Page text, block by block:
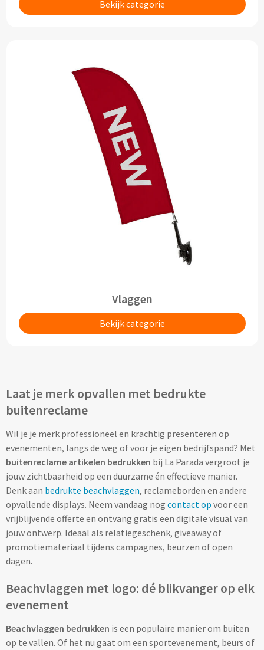
Bierglazen bedrukken
Wijnkaraffen bedrukken
Waterkaraffen bedrukken
Heupflesjes bedrukken
Rietjes bedrukken
Alle drinkwaren
Custom made
Custom made drinkflessen
Custom made IZY Bottles
Lunch
Lunchbekers bedrukken
Voedselcontainers bedrukken
Bekijk categorie
Vlaggen
Bekijk categorie
Laat je merk opvallen met bedrukte
buitenreclame
Wil je je merk professioneel en krachtig presenteren op
evenementen, langs de weg of voor je eigen bedrijfspand? Met
buitenreclame artikelen bedrukken bij La Parada vergroot je
jouw zichtbaarheid op een duurzame én effectieve manier.
Denk aan bedrukte beachvlaggen, reclameborden en andere
opvallende displays. Neem vandaag nog contact op voor een
vrijblijvende offerte en ontvang gratis een digitale visual van
jouw ontwerp. Ideaal als relatiegeschenk, giveaway of
promotiemateriaal tijdens campagnes, beurzen of open
dagen.
Beachvlaggen met logo: dé blikvanger op elk
evenement
Beachvlaggen bedrukken is een populaire manier om buiten
op te vallen. Of het nu gaat om een sportevenement, beurs of